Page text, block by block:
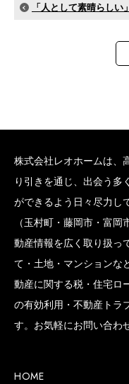
「人として素晴らしい」
株式会社レオホームは、
り引きを通じ、出会う多
ができるよう日々尽力し
（玉村町・藤岡市・富
動産情報を広く取り扱っ
て・土地・マンションな
動産に関する税・住宅ロ
の有効利用・不動産トラ
す。お気軽にお問い合わ
HOME